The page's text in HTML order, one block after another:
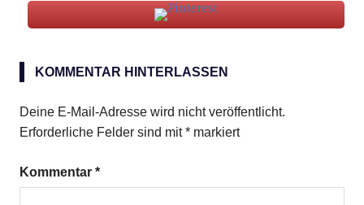
Weihnachten
Wurst
KOMMENTAR HINTERLASSEN
Deine E-Mail-Adresse wird nicht veröffentlicht.
Erforderliche Felder sind mit* markiert
Kommentar *